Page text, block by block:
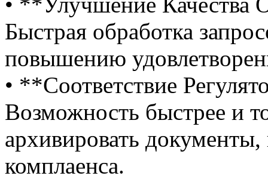
Быстрая обработка
повышению
• **Соответствие
Возможность быстрее и
архивировать
комплаенса.